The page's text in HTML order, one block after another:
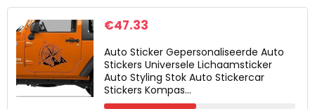
€47.33
Auto Sticker Gepersonaliseerde Auto
Stickers Universele Lichaamsticker
Auto Styling Stok Auto Stickercar
Stickers Kompas…